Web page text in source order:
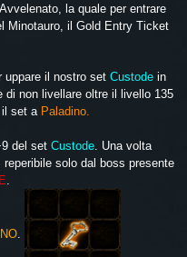
la quale per entrare
Minotauro, il Gold Entry Ticket
uppare il nostro set Custode in
di non livellare oltre il livello 135
il set a Paladino.
del set Custode. Una volta
solo dal boss presente
.
.